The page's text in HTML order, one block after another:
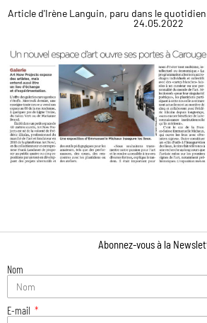
Article d'Irène Languin, paru dans le quotidien
24.05.2022
Abonnez-vous à la
Nom
E-mail